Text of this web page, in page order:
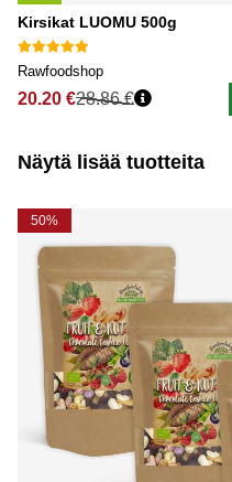
Kirsikat LUOMU 500g
Rawfoodshop
20.20 €28.86 €
Näytä lisää tuotteita
50%